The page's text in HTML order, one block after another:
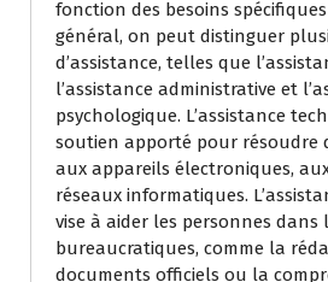
fonction des besoins
général, on peut distinguer
d’assistance, telles que
l’assistance administrative et
psychologique. L’assistance
soutien apporté pour résoudre
aux appareils électroniques,
réseaux informatiques.
vise à aider les personnes dans
bureaucratiques, comme la
documents officiels ou la